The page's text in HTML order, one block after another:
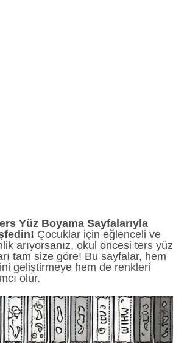
Yüz Boyama Sayfalarıyla
Çocuklar için eğlenceli ve
arıyorsanız, okul öncesi ters yüz
tam size göre! Bu sayfalar, hem
geliştirmeye hem de renkleri
olur.